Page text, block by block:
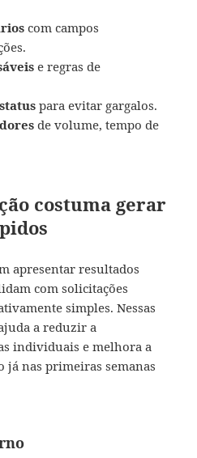
com campos
e regras de
para evitar gargalos.
de volume, tempo de
costuma gerar
apresentar resultados
com solicitações
simples. Nessas
a reduzir a
individuais e melhora a
já nas primeiras semanas